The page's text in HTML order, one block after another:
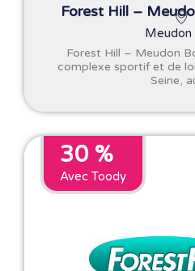
Forest Hill –
Meudon
Forest Hill – Meudon
complexe sportif et de
Seine,
30 %
Avec Toody